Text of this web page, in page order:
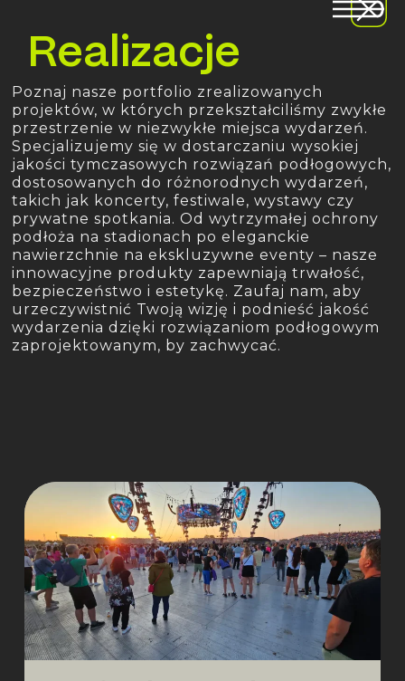
Realizacje
Poznaj nasze portfolio zrealizowanych
projektów, w których przekształciliśmy zwykłe
przestrzenie w niezwykłe miejsca wydarzeń.
Specjalizujemy się w dostarczaniu wysokiej
jakości tymczasowych rozwiązań podłogowych,
dostosowanych do różnorodnych wydarzeń,
takich jak koncerty, festiwale, wystawy czy
prywatne spotkania. Od wytrzymałej ochrony
podłoża na stadionach po eleganckie
nawierzchnie na ekskluzywne eventy – nasze
innowacyjne produkty zapewniają trwałość,
bezpieczeństwo i estetykę. Zaufaj nam, aby
urzeczywistnić Twoją wizję i podnieść jakość
wydarzenia dzięki rozwiązaniom podłogowym
zaprojektowanym, by zachwycać.